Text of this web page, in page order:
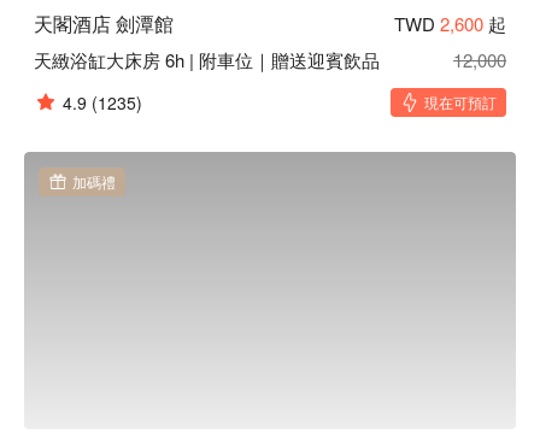
天閣酒店 劍潭館 TWD 2,600 起
天緻浴缸大床房 6h | 附車位｜贈送迎賓飲品
12,000
4.9 (1235) 現在可預訂
加碼禮